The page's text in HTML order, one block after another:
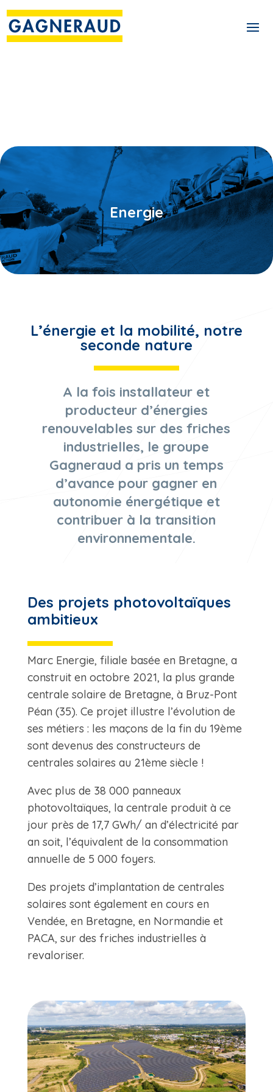
Energie
L’énergie et la mobilité, notre
seconde nature
A la fois installateur et
producteur d’énergies
renouvelables sur des friches
industrielles, le groupe
Gagneraud a pris un temps
d’avance pour gagner en
autonomie énergétique et
contribuer à la transition
environnementale.
Des projets photovoltaïques
ambitieux
Marc Energie, filiale basée en Bretagne, a
construit en octobre 2021, la plus grande
centrale solaire de Bretagne, à Bruz-Pont
Péan (35). Ce projet illustre l’évolution de
ses métiers : les maçons de la fin du 19ème
sont devenus des constructeurs de
centrales solaires au 21ème siècle !
Avec plus de 38 000 panneaux
photovoltaïques, la centrale produit à ce
jour près de 17,7 GWh/ an d’électricité par
an soit, l’équivalent de la consommation
annuelle de 5 000 foyers.
Des projets d’implantation de centrales
solaires sont également en cours en
Vendée, en Bretagne, en Normandie et
PACA, sur des friches industrielles à
revaloriser.